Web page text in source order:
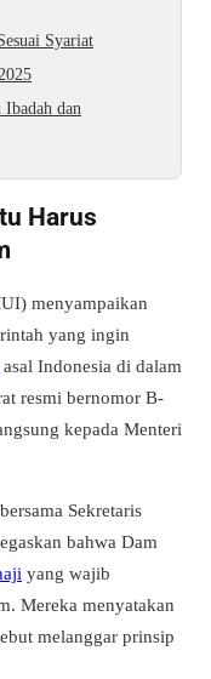
Syariat
Ibadah dan
Harus
menyampaikan
yang ingin
asal Indonesia di dalam
resmi bernomor B-
kepada Menteri
Sekretaris
bahwa Dam
yang wajib
Mereka menyatakan
melanggar prinsip